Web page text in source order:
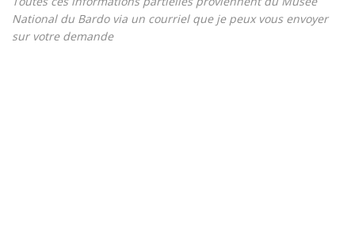
National du Bardo via un courriel que je peux vous envoyer
sur votre demande